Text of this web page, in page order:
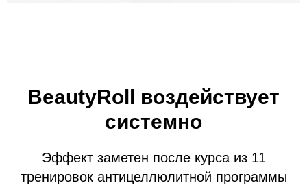
BeautyRoll воздействует
системно
Эффект заметен после курса из 11
тренировок антицеллюлитной программы